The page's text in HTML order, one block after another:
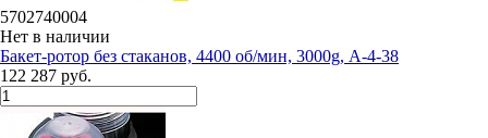
5702740004
Нет в наличии
Бакет-ротор без стаканов, 4400 об/мин, 3000g, А-4-38
122 287 руб.